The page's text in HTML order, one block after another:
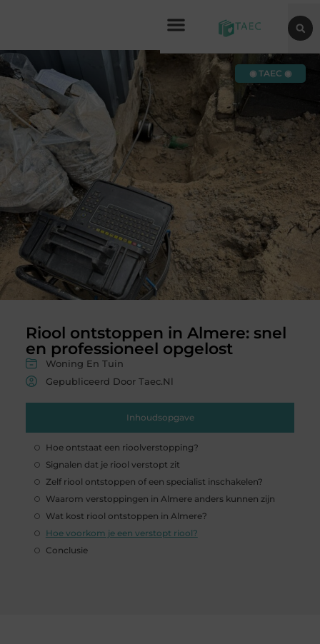
Riool ontstoppen in Almere: snel
en professioneel opgelost
Woning En Tuin
Gepubliceerd Door Taec.nl
Inhoudsopgave
Hoe ontstaat een rioolverstopping?
Signalen dat je riool verstopt zit
Zelf riool ontstoppen of een specialist inschakelen?
Waarom verstoppingen in Almere anders kunnen zijn
Wat kost riool ontstoppen in Almere?
Hoe voorkom je een verstopt riool?
Conclusie
◉ TAEC ◉